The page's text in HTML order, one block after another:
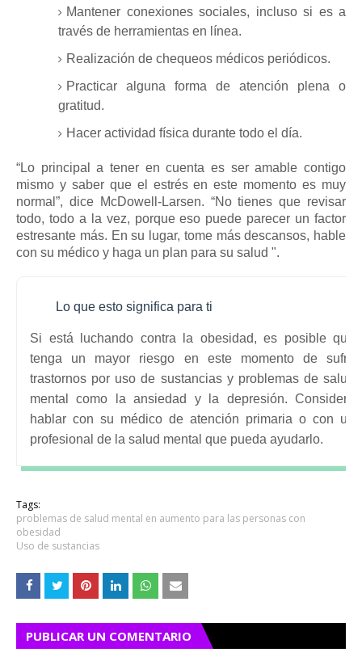
Mantener conexiones sociales, incluso si es a
través de herramientas en línea.
Realización de chequeos médicos periódicos.
Practicar alguna forma de atención plena o
gratitud.
Hacer actividad física durante todo el día.
“Lo principal a tener en cuenta es ser amable contigo
mismo y saber que el estrés en este momento es muy
normal”, dice McDowell-Larsen. “No tienes que revisar
todo, todo a la vez, porque eso puede parecer un factor
estresante más. En su lugar, tome más descansos, hable
con su médico y haga un plan para su salud ".
Lo que esto significa para ti
Si está luchando contra la obesidad, es posible que
tenga un mayor riesgo en este momento de sufrir
trastornos por uso de sustancias y problemas de salud
mental como la ansiedad y la depresión. Considere
hablar con su médico de atención primaria o con un
profesional de la salud mental que pueda ayudarlo.
Tags:
problemas de salud mental en aumento para las personas con
obesidad
Uso de sustancias
PUBLICAR UN COMENTARIO